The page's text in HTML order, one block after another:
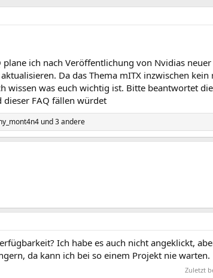
plane ich nach Veröffentlichung von Nvidias
Da das Thema mITX inzwischen
wissen was euch wichtig ist. Bitte beantwortet
dieser FAQ fällen würdet
und 3 andere
Ich habe es auch nicht angeklickt,
da kann ich bei so einem Projekt nie warten.
Zuletzt